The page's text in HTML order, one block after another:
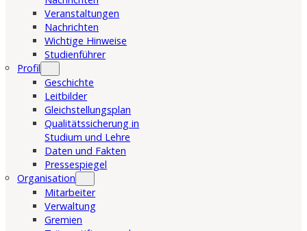
Veranstaltungen
Nachrichten
Wichtige Hinweise
Studienführer
Profil
Geschichte
Leitbilder
Gleichstellungsplan
Qualitätssicherung in
Studium und Lehre
Daten und Fakten
Pressespiegel
Organisation
Mitarbeiter
Verwaltung
Gremien